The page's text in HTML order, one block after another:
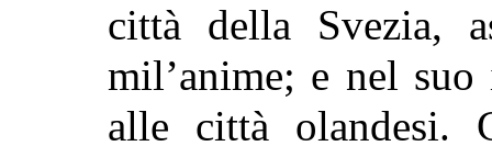
città della Svezia,
mil’anime; e nel
alle città olandesi.